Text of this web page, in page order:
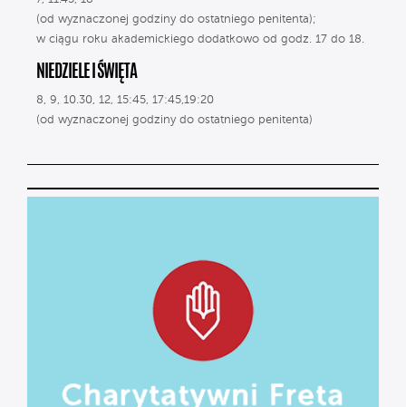
(od wyznaczonej godziny do ostatniego penitenta);
w ciągu roku akademickiego dodatkowo od godz. 17 do 18.
NIEDZIELE I ŚWIĘTA
8, 9, 10.30, 12, 15:45, 17:45,19:20
(od wyznaczonej godziny do ostatniego penitenta)